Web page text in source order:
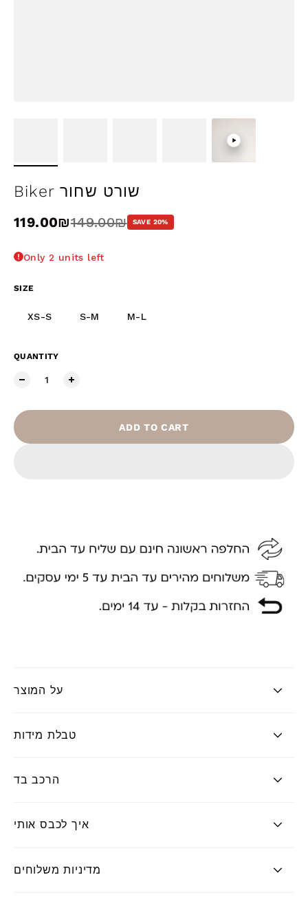
Biker שורט שחור
Sale price
119.00₪
Regular price
149.00₪ SAVE 20%
Only 2 units left
SIZE
XS-S S-M M-L
QUANTITY
ADD TO CART
על המוצר
טבלת מידות
הרכב בד
איך לכבס אותי
מדיניות משלוחים